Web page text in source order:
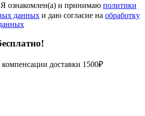
Я ознакомлен(а) и принимаю политики
данных и даю согласие на обработку
доставки 1500₽